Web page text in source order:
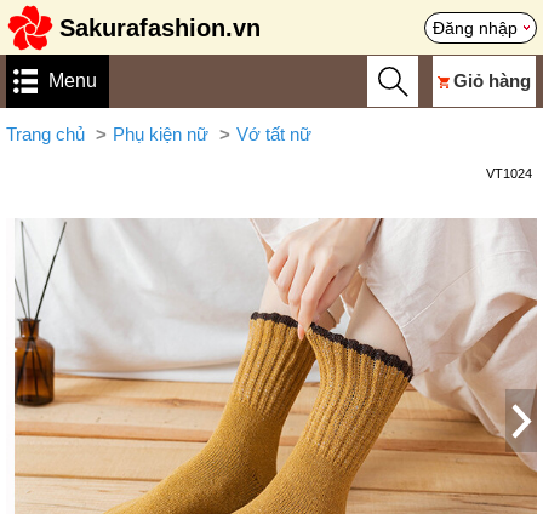
Sakurafashion.vn Đăng nhập
Menu Giỏ hàng
Trang chủ Phụ kiện nữ Vớ tất nữ
VT1024